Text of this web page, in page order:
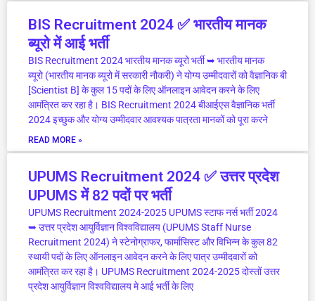
BIS Recruitment 2024 ✅ भारतीय मानक
ब्यूरो में आई भर्ती
BIS Recruitment 2024 भारतीय मानक ब्यूरो भर्ती ➥ भारतीय मानक
ब्यूरो (भारतीय मानक ब्यूरो में सरकारी नौकरी) ने योग्य उम्मीदवारों को वैज्ञानिक बी
[Scientist B] के कुल 15 पदों के लिए ऑनलाइन आवेदन करने के लिए
आमंत्रित कर रहा है। BIS Recruitment 2024 बीआईएस वैज्ञानिक भर्ती
2024 इच्छुक और योग्य उम्मीदवार आवश्यक पात्रता मानकों को पूरा करने
READ MORE »
UPUMS Recruitment 2024 ✅ उत्तर प्रदेश
UPUMS में 82 पदों पर भर्ती
UPUMS Recruitment 2024-2025 UPUMS स्टाफ नर्स भर्ती 2024
➥ उत्तर प्रदेश आयुर्विज्ञान विश्वविद्यालय (UPUMS Staff Nurse
Recruitment 2024) ने स्टेनोग्राफर, फार्मासिस्ट और विभिन्न के कुल 82
स्थायी पदों के लिए ऑनलाइन आवेदन करने के लिए पात्र उम्मीदवारों को
आमंत्रित कर रहा है। UPUMS Recruitment 2024-2025 दोस्तों उत्तर
प्रदेश आयुर्विज्ञान विश्वविद्यालय मे आई भर्ती के लिए